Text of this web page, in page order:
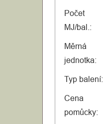
Počet
MJ/bal.:
Měrná
jednotka:
Typ balení:
Cena
pomůcky: